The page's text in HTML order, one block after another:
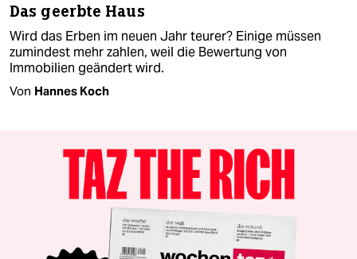
Das geerbte Haus
Wird das Erben im neuen Jahr teurer? Einige müssen
zumindest mehr zahlen, weil die Bewertung von
Immobilien geändert wird.
Von Hannes Koch